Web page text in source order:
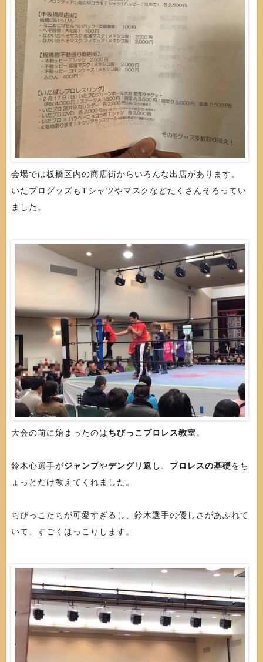
会場では板橋区内の商店街からいろんな出店があります。
いたプログッズもTシャツやマスクなどたくさんそろってい
ました。
大会の前に始まったのはちびっこプロレス教室。
鈴木心選手がジャンプやデングリ返し プロレスの基礎をち
ょっとだけ教えてくれました。
ちびっこたちが可愛すぎるし、鈴木選手の優しさがあふれて
いて、すごくほっこりします。